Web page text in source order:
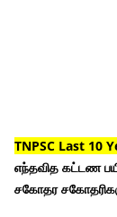
TNPSC Last 10
எந்தவித கட்டண
சகோதர